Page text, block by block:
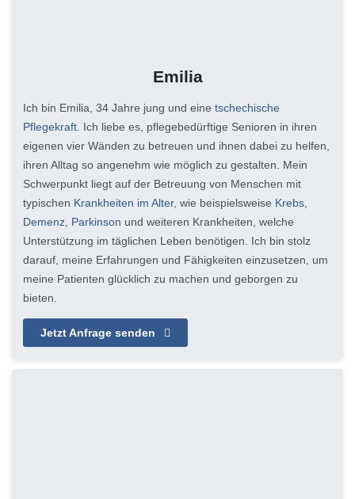
Emilia
Ich bin Emilia, 34 Jahre jung und eine tschechische
Pflegekraft . Ich liebe es, pflegebedürftige Senioren in ihren
eigenen vier Wänden zu betreuen und ihnen dabei zu helfen,
ihren Alltag so angenehm wie möglich zu gestalten. Mein
Schwerpunkt liegt auf der Betreuung von Menschen mit
typischen Krankheiten im Alter, wie beispielsweise Krebs
Demenz Parkinson und weiteren Krankheiten, welche
Unterstützung im täglichen Leben benötigen. Ich bin stolz
darauf, meine Erfahrungen und Fähigkeiten einzusetzen, um
meine Patienten glücklich zu machen und geborgen zu
bieten.
Jetzt Anfrage senden